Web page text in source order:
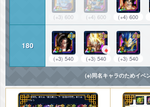
(+3) 600 (+4) 600 (+4) 600
180
(+3) 540 (+3) 540
※
(+3) 540
(※)同名キャラのためイベ